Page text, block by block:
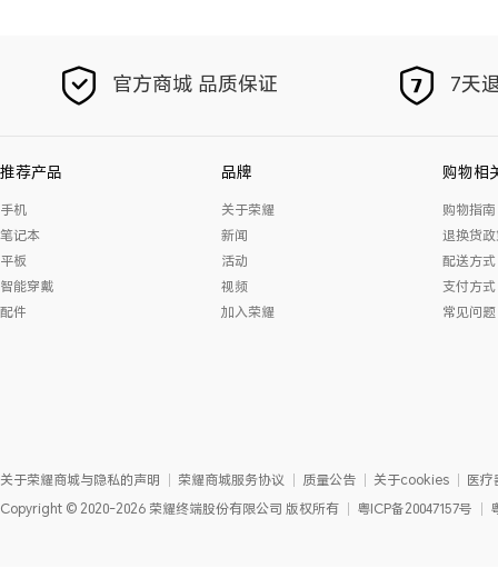
官方商城 品质保证 7天
推荐产品
手机
笔记本
平板
智能穿戴
配件
品牌
关于荣耀
新闻
活动
视频
加入荣耀
购物相
购物指南
退换货
配送方式
支付方式
常见问题
关于荣耀商城与隐私的声明 荣耀商城服务协议 质量公告 关于cookies
医疗
Copyright © 2020-2026 荣耀终端股份有限公司 版权所有 粤ICP备20047157号